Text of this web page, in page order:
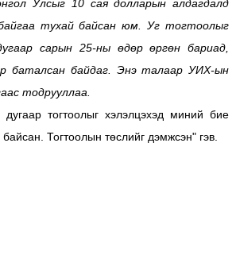
Улсыг 10 сая долларын алдагдалд
тухай байсан юм. Уг тогтоолыг
сарын 25-ны өдөр өргөн бариад,
баталсан байдаг. Энэ талаар УИХ-ын
тодрууллаа.
тогтоолыг хэлэлцэхэд миний бие
Тогтоолын төслийг дэмжсэн" гэв.